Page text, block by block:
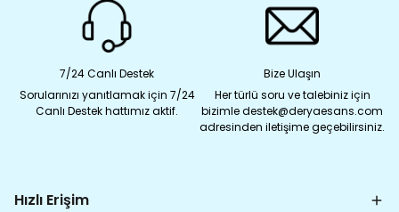
7/24 Canlı Destek
Sorularınızı yanıtlamak için 7/24
Canlı Destek hattımız aktif.
Bize Ulaşın
Her türlü soru ve talebiniz için
bizimle destek@deryaesans.com
adresinden iletişime geçebilirsiniz.
Hızlı Erişim